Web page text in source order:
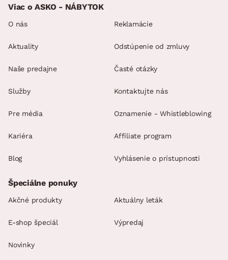
Viac o ASKO - NÁBYTOK
O nás
Aktuality
Naše predajne
Služby
Pre média
Kariéra
Blog
Reklamácie
Odstúpenie od zmluvy
Časté otázky
Kontaktujte nás
Oznamenie - Whistleblowing
Affiliate program
Vyhlásenie o prístupnosti
Špeciálne ponuky
Akčné produkty Aktuálny leták
E-shop špeciál Výpredaj
Novinky